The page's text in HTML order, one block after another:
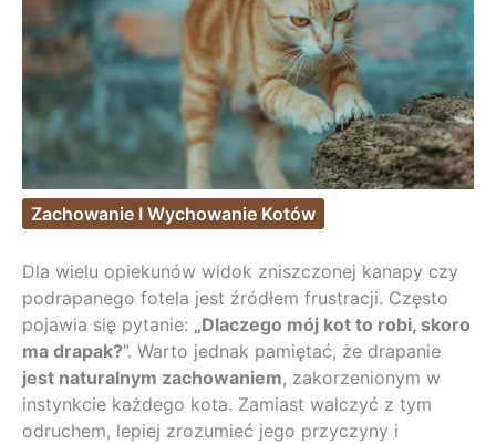
Zachowanie I Wychowanie Kotów
Dla wielu opiekunów widok zniszczonej kanapy czy
podrapanego fotela jest źródłem frustracji. Często
pojawia się pytanie: „Dlaczego mój kot to robi, skoro
ma drapak?”. Warto jednak pamiętać, że drapanie
jest naturalnym zachowaniem, zakorzenionym w
instynkcie każdego kota. Zamiast walczyć z tym
odruchem, lepiej zrozumieć jego przyczyny i